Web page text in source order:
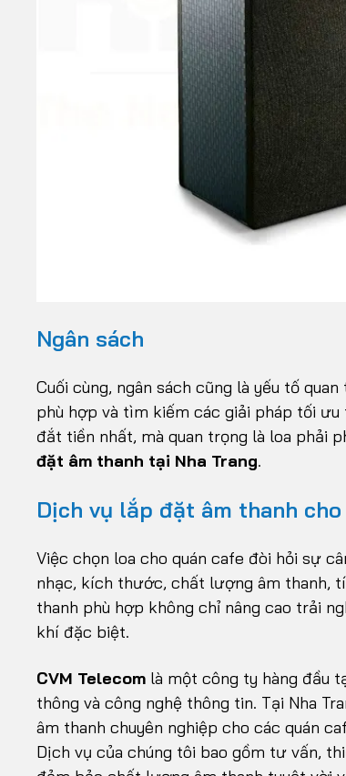
Ngân sách
Cuối cùng, ngân sách cũng là yếu tố
phù hợp và tìm kiếm các giải pháp tối
đắt tiền nhất, mà quan trọng là loa phải
đặt âm thanh tại Nha Trang.
Dịch vụ lắp đặt âm thanh
Việc chọn loa cho quán cafe đòi hỏi sự
nhạc, kích thước, chất lượng âm thanh,
thanh phù hợp không chỉ nâng cao trải
khí đặc biệt.
CVM Telecom là một công ty hàng đầu
thông và công nghệ thông tin. Tại Nha
âm thanh chuyên nghiệp cho các quán
Dịch vụ của chúng tôi bao gồm tư vấn,